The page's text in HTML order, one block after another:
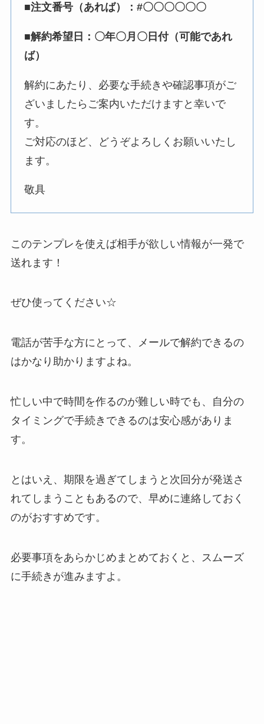
■注文番号（あれば）：#〇〇〇〇〇〇
■解約希望日：〇年〇月〇日付（可能であれ
ば）
解約にあたり、必要な手続きや確認事項がご
ざいましたらご案内いただけますと幸いで
す。
ご対応のほど、どうぞよろしくお願いいたし
ます。
敬具
このテンプレを使えば相手が欲しい情報が一発で
送れます！
ぜひ使ってください☆
電話が苦手な方にとって、メールで解約できるの
はかなり助かりますよね。
忙しい中で時間を作るのが難しい時でも、自分の
タイミングで手続きできるのは安心感がありま
す。
とはいえ、期限を過ぎてしまうと次回分が発送さ
れてしまうこともあるので、早めに連絡しておく
のがおすすめです。
必要事項をあらかじめまとめておくと、スムーズ
に手続きが進みますよ。